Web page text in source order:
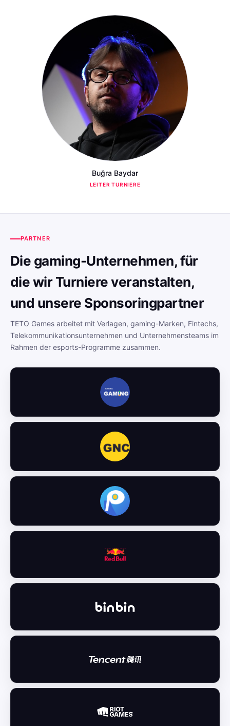
Buğra Baydar
LEITER TURNIERE
PARTNER
Die gaming-Unternehmen, für
die wir Turniere veranstalten,
und unsere Sponsoringpartner
TETO Games arbeitet mit Verlagen, gaming-Marken, Fintechs,
Telekommunikationsunternehmen und Unternehmensteams im
Rahmen der esports-Programme zusammen.